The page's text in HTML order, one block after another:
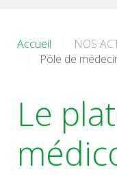
Accueil
NOS
Pôle de
Le